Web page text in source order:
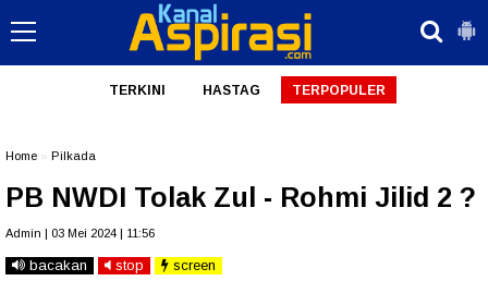
TERKINI HASTAG TERPOPULER
Home Pilkada
PB NWDI Tolak Zul - Rohmi Jilid 2 ?
Admin | 03 Mei 2024 | 11:56
bacakan stop screen